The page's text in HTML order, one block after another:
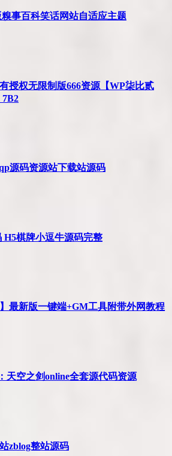
事百科笑话网站自适应主题
授权无限制版666资源【WP柒比贰
7B2
源码资源站下载站源码
H5棋牌小逗牛源码完整
最新版一键端+GM工具附带外网教程
天空之剑online全套源代码资源
zblog整站源码